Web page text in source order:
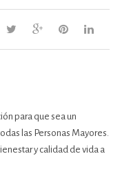
para que sea un
las Personas Mayores.
y calidad de vida a